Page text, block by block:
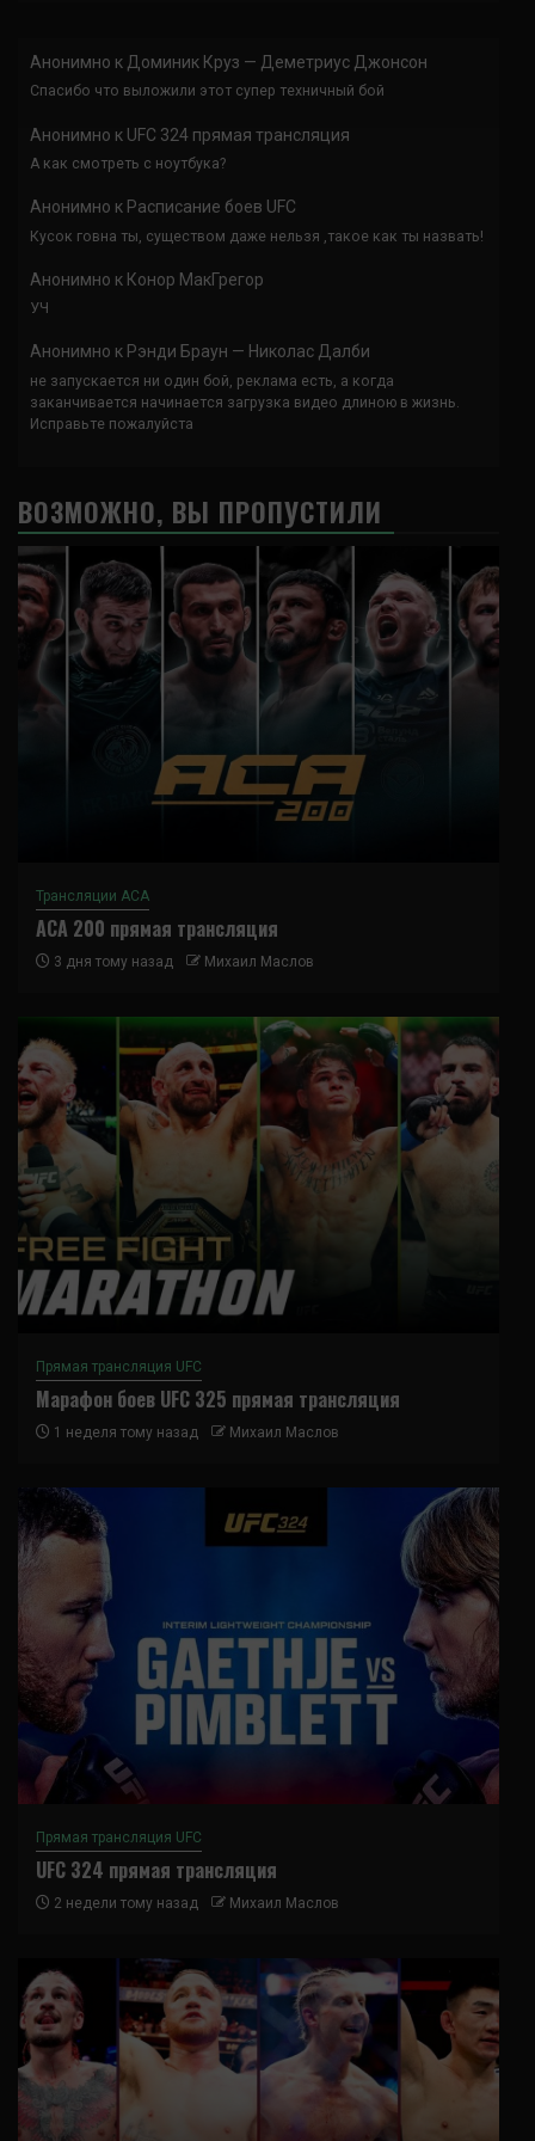
Анонимно к Доминик Круз — Деметриус Джонсон
Спасибо что выложили этот супер техничный бой
Анонимно к UFC 324 прямая трансляция
А как смотреть с ноутбука?
Анонимно к Расписание боев UFC
Кусок говна ты, существом даже нельзя ,такое как ты назвать!
Анонимно к Конор МакГрегор
УЧ
Анонимно к Рэнди Браун — Николас Далби
не запускается ни один бой, реклама есть, а когда
заканчивается начинается загрузка видео длиною в жизнь.
Исправьте пожалуйста
ВОЗМОЖНО, ВЫ ПРОПУСТИЛИ
Трансляции ACA
ACA 200 прямая трансляция
3 дня тому назад Михаил Маслов
Прямая трансляция UFC
Марафон боев UFC 325 прямая трансляция
1 неделя тому назад Михаил Маслов
Прямая трансляция UFC
UFC 324 прямая трансляция
2 недели тому назад Михаил Маслов